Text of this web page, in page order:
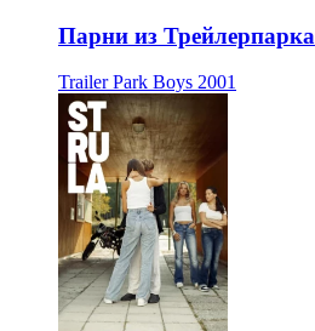
Парни из Трейлерпарка
Trailer Park Boys 2001